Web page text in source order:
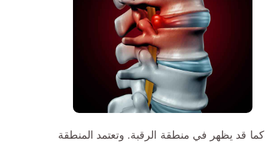
قد يظهر في منطقة الرقبة. وتعتمد المنطقة